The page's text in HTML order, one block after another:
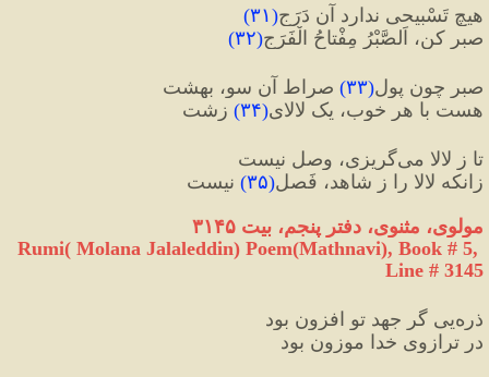
هیچ تَسْبیحی ندارد آن دَرَج(۳۱)
صبر کن، اَلصَّبْرُ مِفْتاحُ الْفَرَج(۳۲)
صبر چون پول(۳۳) صراط آن سو، بهشت
هست با هر خوب، یک لالای(۳۴) زشت
تا ز لالا می‌گریزی، وصل نیست
زانکه لالا را ز شاهد، فَصل(۳۵) نیست
مولوی، مثنوی، دفتر پنجم، بیت ۳۱۴۵
Rumi( Molana Jalaleddin) Poem(Mathnavi), Book # 5,
Line # 3145
ذره‌یی گر جهد تو افزون بود
در ترازوی خدا موزون بود